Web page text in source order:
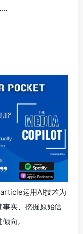
运用AI技术为
实、挖掘原始信
向。